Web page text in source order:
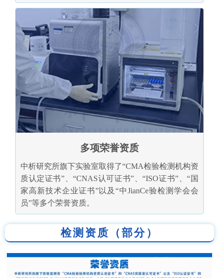
多项荣誉资质
中析研究所旗下实验室取得了“CMA检验检测机构资
质认定证书”、“CNAS认可证书”、“ISO证书”、“国
家高新技术企业证书”以及“中JianCe验检测学会会
员”等多个荣誉资质。
检测资质（部分）